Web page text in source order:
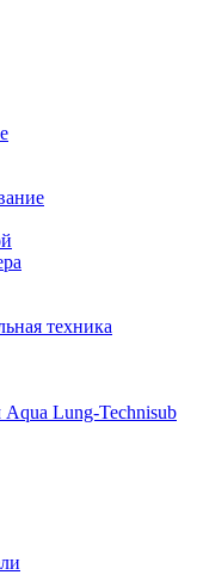
техника
Aqua Lung-Technisub